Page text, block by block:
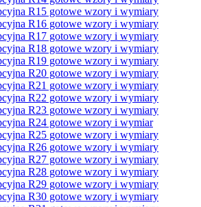
R15 gotowe wzory i wymiary
R16 gotowe wzory i wymiary
R17 gotowe wzory i wymiary
R18 gotowe wzory i wymiary
R19 gotowe wzory i wymiary
R20 gotowe wzory i wymiary
R21 gotowe wzory i wymiary
R22 gotowe wzory i wymiary
R23 gotowe wzory i wymiary
R24 gotowe wzory i wymiar
R25 gotowe wzory i wymiary
R26 gotowe wzory i wymiary
R27 gotowe wzory i wymiary
R28 gotowe wzory i wymiary
R29 gotowe wzory i wymiary
R30 gotowe wzory i wymiary